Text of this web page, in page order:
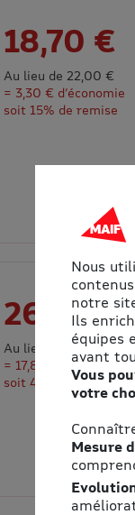
18,70 €
Au lieu de 22,00 €
= 3,30 € d’économie
soit 15% de remise
26,17 €
Au lieu de 44,00 €
= 17,83 € d’économie
soit 41% de remise
Nous
notre
Ils
équipes
avant
Vous
votre
Mesure